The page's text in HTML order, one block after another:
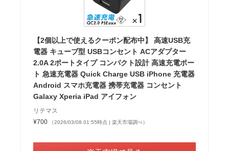
【2個以上で使えるクーポン配布中】 高速USB充
電器 キューブ型 USBコンセント ACアダプター
2.0A 2ポートタイプ コンパクト設計 高速充電ポー
ト 急速充電器 Quick Charge USB iPhone 充電器
Android スマホ充電器 携帯充電器 コンセント
Galaxy Xperia iPad アイフォン
リテマス
¥700
（2026/03/08 01:55時点 | 楽天市場調べ）